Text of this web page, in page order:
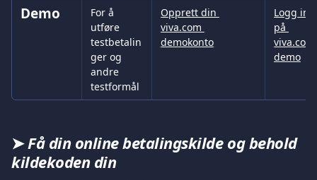
Demo
For å
utføre
testbetalin
ger og
andre
testformål
Opprett din
viva.com
demokonto
Logg
på
viva.com
demo
➤ Få din online betalingskilde og behold
kildekoden din